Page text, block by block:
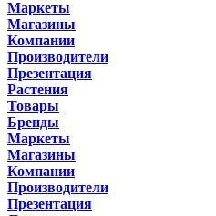
Маркеты
Магазины
Компании
Производители
Презентация
Растения
Товары
Бренды
Маркеты
Магазины
Компании
Производители
Презентация